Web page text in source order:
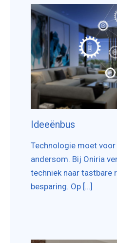
Ideeënbus
Technologie moet voor
andersom. Bij Oniria
techniek naar tastbare
besparing. Op […]